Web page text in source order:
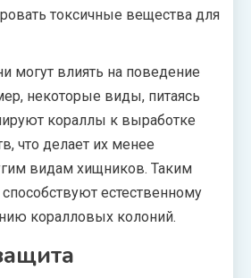
токсичные вещества для
могут влиять на поведение
некоторые виды, питаясь
кораллы к выработке
что делает их менее
видам хищников. Таким
естественному
коралловых колоний.